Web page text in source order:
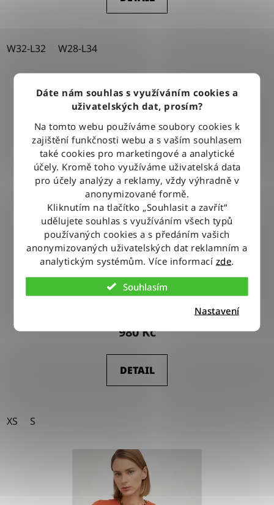
Dáte nám souhlas s využíváním cookies a
uživatelských dat, prosím?
Na tomto webu používáme soubory cookies k
zajištění funkčnosti webu a s vaším souhlasem
také cookies pro marketingové a analytické
účely. Kromě toho využíváme uživatelská data
pro účely analýzy a reklamy, vždy výhradně v
anonymizované formě.
Kliknutím na tlačítko „Souhlasit a zavřít“
udělujete souhlas s využíváním všech typů
používaných cookies a s předáním vašich
anonymizovaných uživatelských dat reklamním a
analytickým systémům. Více informací zde.
Souhlasím
Nastavení
W32-L32 W28-L34
Tričko Lee HENLEY EVERGREEN
980 Kč
DETAIL
XS S